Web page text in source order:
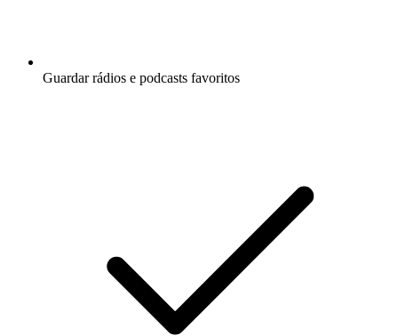
Guardar rádios e podcasts favoritos